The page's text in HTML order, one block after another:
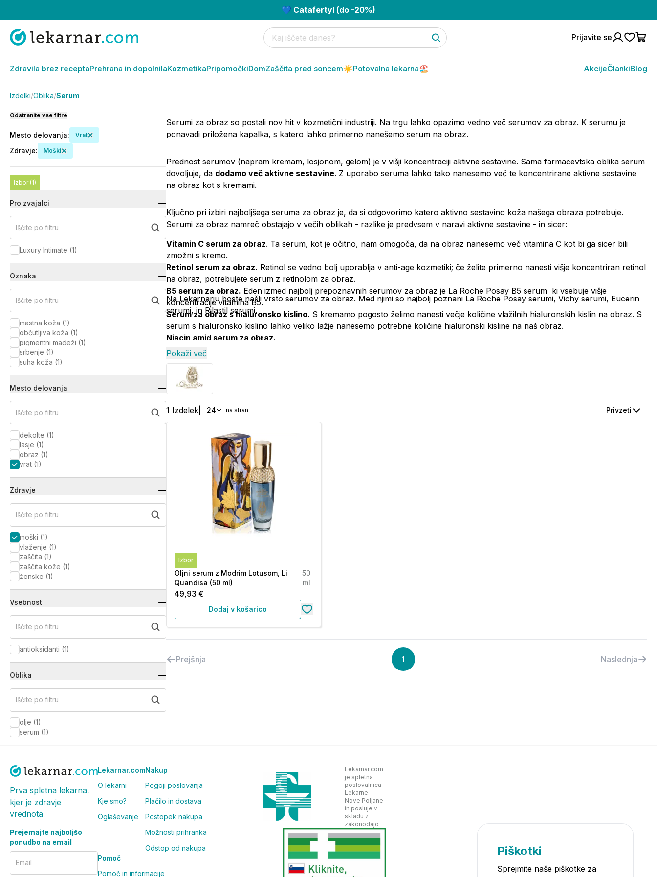
💙 Catafertyl (do -20%)
Prijavite se
Zdravila brez receptaPrehrana in dopolnilaKozmetikaPripomočkiDomZaščita pred soncem☀️Potovalna lekarna🏖️ AkcijeČlankiBlog
Izdelki/Oblika/Serum
Odstranite vse filtre
Mesto delovanja: Vrat
Zdravje: Moški
Izbor (1)
Proizvajalci
Iščite po filtru
Luxury Intimate (1)
Oznaka
Iščite po filtru
mastna koža (1)
občutljiva koža (1)
pigmentni madeži (1)
srbenje (1)
suha koža (1)
Mesto delovanja
Iščite po filtru
dekolte (1)
lasje (1)
obraz (1)
vrat (1)
Zdravje
Iščite po filtru
moški (1)
vlaženje (1)
zaščita (1)
zaščita kože (1)
ženske (1)
Vsebnost
Iščite po filtru
antioksidanti (1)
Oblika
Iščite po filtru
olje (1)
serum (1)
Serumi za obraz so postali nov hit v kozmetični industriji. Na trgu lahko opazimo vedno več serumov za obraz. K serumu je
ponavadi priložena kapalka, s katero lahko primerno nanešemo serum na obraz.
Prednost serumov (napram kremam, losjonom, gelom) je v višji koncentraciji aktivne sestavine. Sama farmacevtska oblika serum
dovoljuje, da dodamo več aktivne sestavine. Z uporabo seruma lahko tako nanesemo več te koncentrirane aktivne sestavine
na obraz kot s kremami.
Ključno pri izbiri najboljšega seruma za obraz je, da si odgovorimo katero aktivno sestavino koža našega obraza potrebuje.
Serumi za obraz namreč obstajajo v večih oblikah - razlike je predvsem v naravi aktivne sestavine - in sicer:
Vitamin C serum za obraz. Ta serum, kot je očitno, nam omogoča, da na obraz nanesemo več vitamina C kot bi ga sicer bili
zmožni s kremo.
Retinol serum za obraz. Retinol se vedno bolj uporablja v anti-age kozmetiki; če želite primerno nanesti višje koncentriran retinol
na obraz, potrebujete serum z retinolom za obraz.
B5 serum za obraz. Eden izmed najbolj prepoznavnih serumov za obraz je La Roche Posay B5 serum, ki vsebuje višje
koncentracije vitamina B5.
Serum za obraz s hialuronsko kislino. S kremamo pogosto želimo nanesti večje količine vlažilnih hialuronskih kislin na obraz. S
serum s hialuronsko kislino lahko veliko lažje nanesemo potrebne količine hialuronski kisline na naš obraz.
Niacin amid serum za obraz.
Na Lekarnarju boste našli vrsto serumov za obraz. Med njimi so najbolj poznani La Roche Posay serumi, Vichy serumi, Eucerin
serumi, in Rilastil serumi.
Pokaži več
1 Izdelek 24 na stran Privzeti
Izbor
Oljni serum z Modrim Lotusom, Li
Quandisa (50 ml)
50
ml
49,93 €
Dodaj v košarico
Prejšnja 1 Naslednja
Prva spletna lekarna,
kjer je zdravje
vrednota.
Prejemajte najboljšo
ponudbo na email
Email
Lekarnar.com
O lekarni
Kje smo?
Oglaševanje
Nakup
Pogoji poslovanja
Plačilo in dostava
Postopek nakupa
Možnosti prihranka
Odstop od nakupa
Pomoč
Pomoč in informacije
Lekarnar.com
je spletna
poslovalnica
Lekarne
Nove Poljane
in posluje v
skladu z
zakonodajo
Piškotki
Sprejmite naše piškotke za